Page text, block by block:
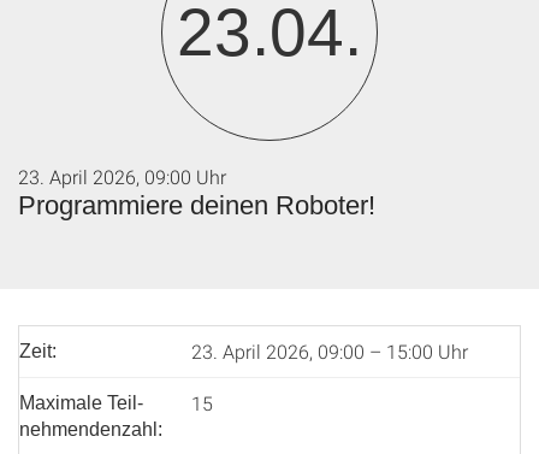
23.04.
Programmiere deinen Roboter!
23. April 2026, 09:00 Uhr
Zeit: 23. April 2026, 09:00 – 15:00 Uhr
Maximale Teil­
nehmenden­zahl:
15